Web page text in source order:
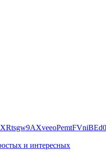
и интересных